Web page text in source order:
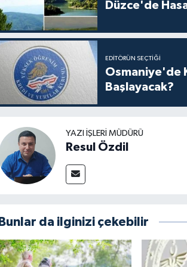
Düzce'de
EDITÖRÜN SEÇTIĞI
Osmaniye'de
Başlayacak?
YAZI İŞLERI MÜDÜRÜ
Resul Özdil
Bunlar da ilginizi çekebilir